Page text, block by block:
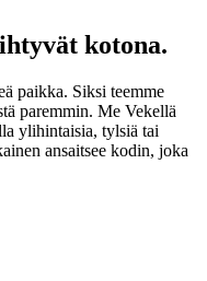
kotona.
paikka. Siksi teemme
paremmin. Me Vekellä
ylihintaisia, tylsiä tai
ansaitsee kodin, joka